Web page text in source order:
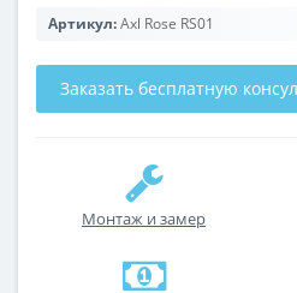
Артикул:Axl Rose RS01
Заказать бесплатную
Монтаж и замер